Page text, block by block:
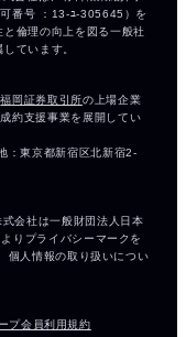
プ会員利用規約